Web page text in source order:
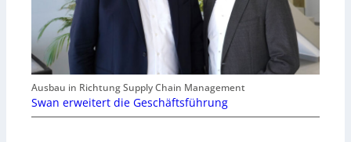
Ausbau in Richtung Supply Chain Management
Swan erweitert die Geschäftsführung